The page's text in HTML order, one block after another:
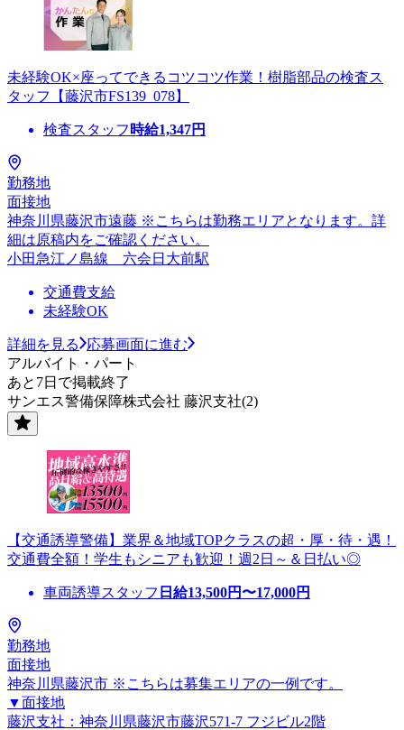
未経験OK×座ってできるコツコツ作業！樹脂部品の検査ス
タッフ【藤沢市FS139_078】
検査スタッフ 時給1,347円
勤務地
面接地
神奈川県藤沢市遠藤 ※こちらは勤務エリアとなります。詳
細は原稿内をご確認ください。
小田急江ノ島線 六会日大前駅
交通費支給
未経験OK
詳細を見る
応募画面に進む
アルバイト・パート
あと7日で掲載終了
サンエス警備保障株式会社 藤沢支社(2)
【交通誘導警備】業界＆地域TOPクラスの超・厚・待・遇！
交通費全額！学生もシニアも歓迎！週2日～＆日払い◎
車両誘導スタッフ 日給13,500円〜17,000円
勤務地
面接地
神奈川県藤沢市 ※こちらは募集エリアの一例です。
▼面接地
藤沢支社：神奈川県藤沢市藤沢571-7 フジビル2階